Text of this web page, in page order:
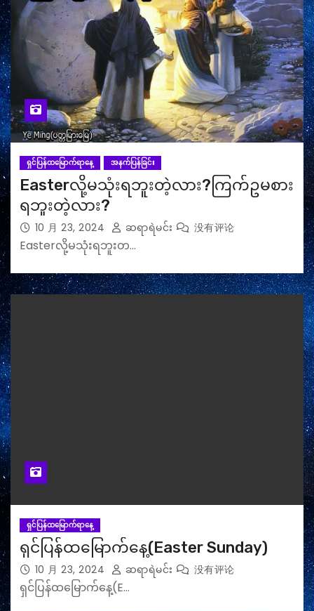
ရှင်ပြန်ထမြောက်ရာနေ့ အနက်ပြန်ခြင်း
Easterလို့မသုံးရဘူးတဲ့လား?ကြက်ဥမစား
ရဘူးတဲ့လား?
10 月 23, 2024 ဆရာရဲမင်း 没有评论
Easterလို့မသုံးရဘူးတ…
ရှင်ပြန်ထမြောက်ရာနေ့
ရှင်ပြန်ထမြောက်နေ့(Easter Sunday)
10 月 23, 2024 ဆရာရဲမင်း 没有评论
ရှင်ပြန်ထမြောက်နေ့(E…